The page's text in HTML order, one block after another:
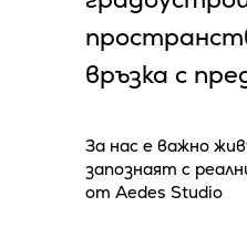
връзка с
За нас е важно
запознаят с
от Aedes Studio